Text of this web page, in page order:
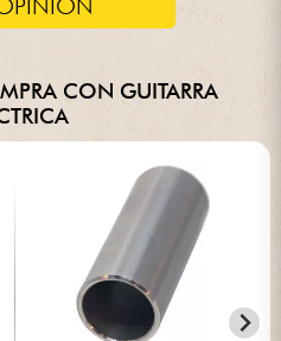
CON GUITARRA